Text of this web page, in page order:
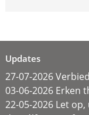
Updates
27-07-2026
03-06-2026 Erken
22-05-2026 Let